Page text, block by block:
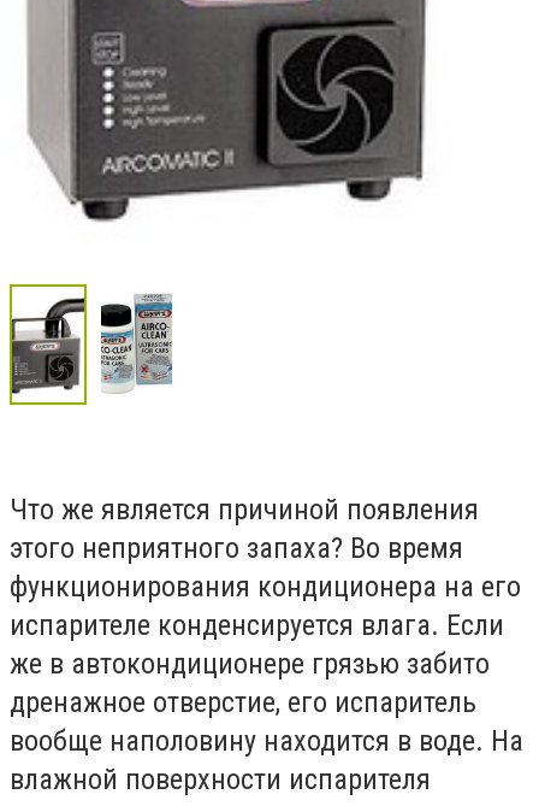
Что же является причиной появления
этого неприятного запаха? Во время
функционирования кондиционера на его
испарителе конденсируется влага. Если
же в автокондиционере грязью забито
дренажное отверстие, его испаритель
вообще наполовину находится в воде. На
влажной поверхности испарителя